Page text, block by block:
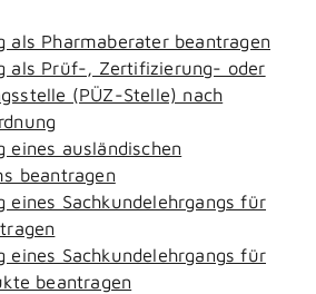
als Pharmaberater beantragen
als Prüf-, Zertifizierung- oder
(PÜZ-Stelle) nach
eines ausländischen
beantragen
eines Sachkundelehrgangs für
eines Sachkundelehrgangs für
beantragen